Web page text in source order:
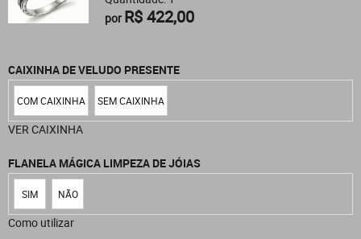
por R$ 422,00
CAIXINHA DE VELUDO PRESENTE
COM CAIXINHA SEM CAIXINHA
VER CAIXINHA
FLANELA MÁGICA LIMPEZA DE JÓIAS
SIM NÃO
Como utilizar